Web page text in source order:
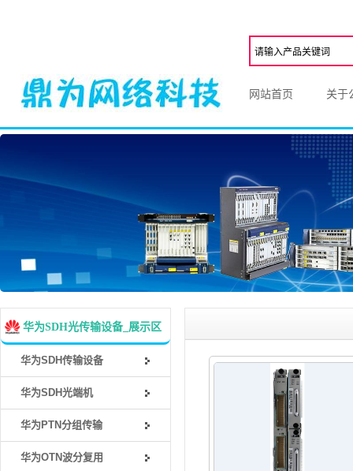
网站首页 关于
华为SDH光传输设备_展示区
华为SDH传输设备
华为SDH光端机
华为PTN分组传输
华为OTN波分复用